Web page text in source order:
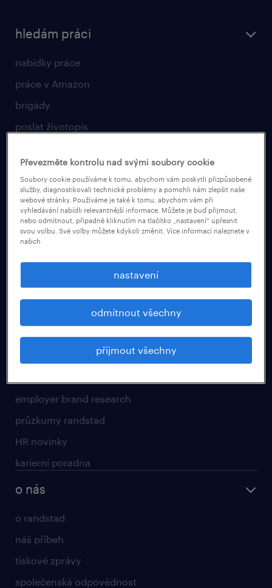
hledám práci
nabídky práce
práce v Amazon
brigády
poslat životopis
pro zaměstnavatele
operational
professional
naše služby
poptávka
pro uchazeče
operational
professional
employer brand research
průzkumy randstad
HR novinky
karierní poradna
o nás
o randstad
náš příbeh
tiskové zprávy
společenská odpovědnost
Převezměte kontrolu nad svými soubory cookie
Soubory cookie používáme k tomu, abychom vám poskytli přizpůsobené
služby, diagnostikovali technické problémy a pomohli nám zlepšit naše
webové stránky. Používáme je také k tomu, abychom vám při
vyhledávání nabídli relevantnější informace. Můžete je buď přijmout,
nebo odmítnout, případně kliknutím na tlačítko „nastavení“ upřesnit
svou volbu. Své volby můžete kdykoli změnit. Více informací naleznete v
našich
nastavení
odmítnout všechny
přijmout všechny